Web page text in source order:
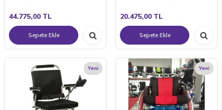
44.775,00 TL
Sepete Ekle
20.475,00 TL
Sepete Ekle
Yeni Yeni